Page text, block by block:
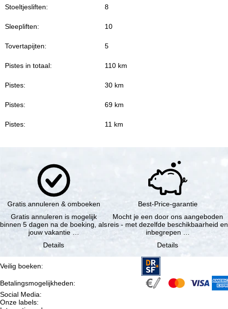
Stoeltjesliften: 8
Sleepliften: 10
Tovertapijten: 5
Pistes in totaal: 110 km
Pistes: 30 km
Pistes: 69 km
Pistes: 11 km
Gratis annuleren & omboeken
Gratis annuleren is mogelijk
binnen 5 dagen na de boeking, als
jouw vakantie …
Details
Best-Price-garantie
Mocht je een door ons aangeboden
reis - met dezelfde beschikbaarheid en
inbegrepen …
Details
Veilig boeken:
Betalingsmogelijkheden:
Social Media:
Onze labels: